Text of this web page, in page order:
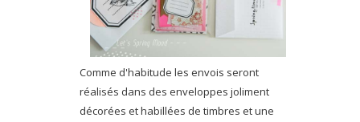
Comme d'habitude les envois seront
réalisés dans des enveloppes joliment
décorées et habillées de timbres et une